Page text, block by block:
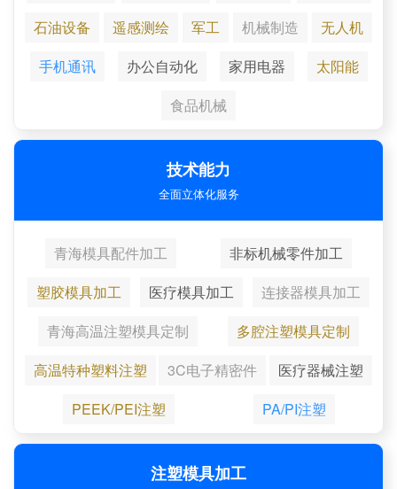
石油设备
遥感测绘 军工 机械制造
无人机
手机通讯
办公自动化 家用电器
太阳能
食品机械
技术能力
全面立体化服务
青海模具配件加工
非标机械零件加工
塑胶模具加工
医疗模具加工
连接器模具加工
青海高温注塑模具定制
多腔注塑模具定制
高温特种塑料注塑
3C电子精密件
医疗器械注塑
PEEK/PEI注塑
PA/PI注塑
注塑模具加工